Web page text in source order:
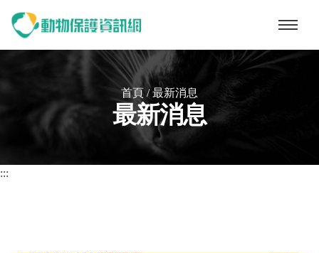
動物保護資訊網
首頁 /最新消息
最新消息
:::